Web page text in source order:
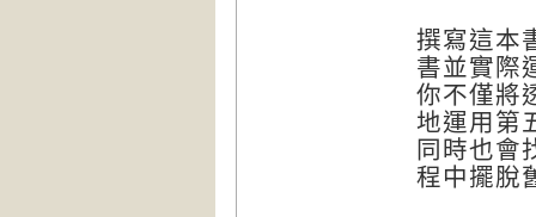
撰寫這本
書並實際
你不僅將
地運用第
同時也會
程中擺脫